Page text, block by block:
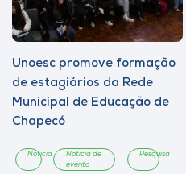
Unoesc promove formação
de estagiários da Rede
Municipal de Educação de
Chapecó
Notícia
Notícia de
evento
Pesquisa